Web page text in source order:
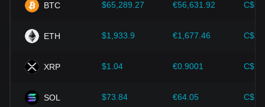
投资者需深入了解这些因素，以避免做出错误决策。在综合考
势，并根据市场变化及时调整投资策略。
BTC $65,289.27 €56,631.92
ETH $1,933.9 €1,677.46
XRP $1.04 €0.9001
SOL $73.84 €64.05